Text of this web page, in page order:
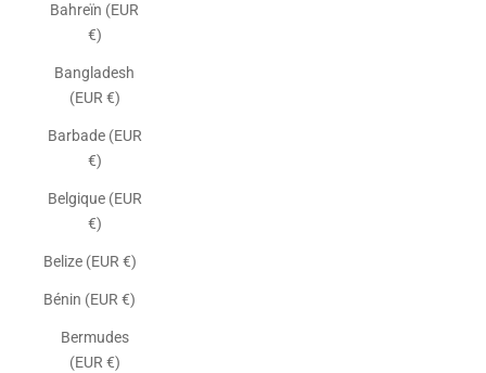
Bahreïn (EUR
€)
Bangladesh
(EUR €)
Barbade (EUR
€)
Belgique (EUR
€)
Belize (EUR €)
Bénin (EUR €)
Bermudes
(EUR €)